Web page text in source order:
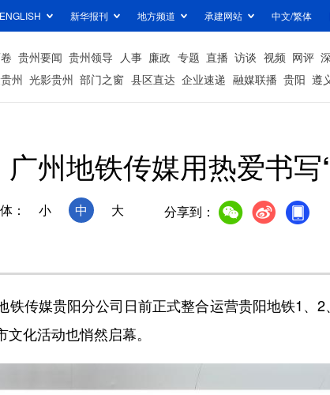
ENGLISH 新华报刊 地方频道 承建网站 中文/繁体
贵州要闻 贵州领导 人事 廉政 专题 直播 访谈 视频 网评
州 光影贵州 部门之窗 县区直达 企业速递 融媒联播 贵阳 遵
州地铁传媒用热爱书写
： 小 中 大 分享到：
传媒贵阳分公司日前正式整合运营贵阳地铁1、2
化活动也悄然启幕。